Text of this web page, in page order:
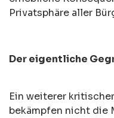
Privatsphäre aller
Der eigentliche
Ein weiterer
bekämpfen nicht die